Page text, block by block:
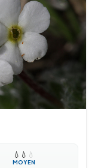
💧 💧 💧
MOYEN